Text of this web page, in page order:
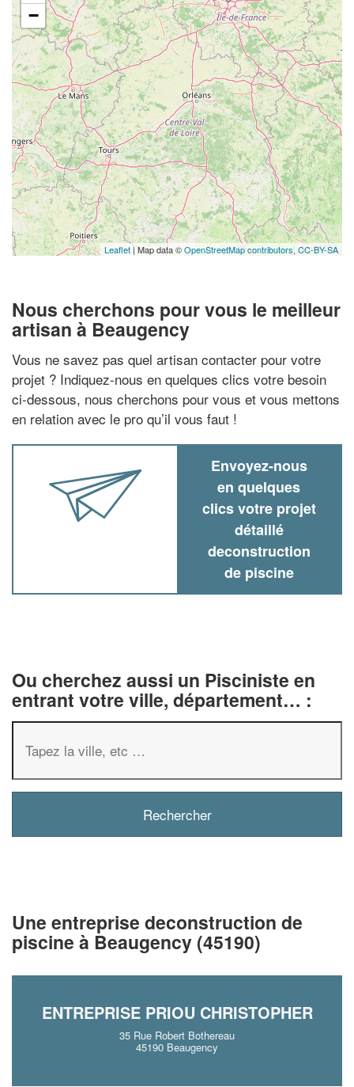
−
Leaflet | Map data ©OpenStreetMap contributors,CC-BY-SA
Nous cherchons pour vous le meilleur
artisan à Beaugency
Vous ne savez pas quel artisan contacter pour votre
projet ? Indiquez-nous en quelques clics votre besoin
ci-dessous, nous cherchons pour vous et vous mettons
en relation avec le pro qu’il vous faut !
Envoyez-nous
en quelques
clics votre projet
détaillé
deconstruction
de piscine
Ou cherchez aussi un Pisciniste en
entrant votre ville, département… :
Une entreprise deconstruction de
piscine à Beaugency (45190)
ENTREPRISE PRIOU CHRISTOPHER
35 Rue Robert Bothereau
45190 Beaugency
✕
Vous êtes un
nouveaux clients!